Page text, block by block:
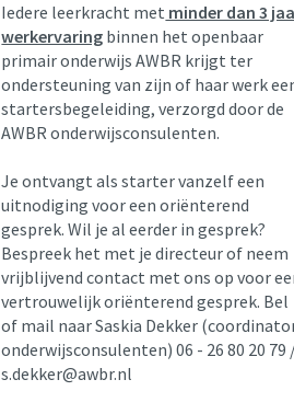
Iedere leerkracht met minder dan 3
werkervaring binnen het openbaar
primair onderwijs AWBR krijgt ter
ondersteuning van zijn of haar werk
startersbegeleiding, verzorgd door de
AWBR onderwijsconsulenten.
Je ontvangt als starter vanzelf een
uitnodiging voor een oriënterend
gesprek. Wil je al eerder in gesprek?
Bespreek het met je directeur of neem
vrijblijvend contact met ons op voor
vertrouwelijk oriënterend gesprek. Bel
of mail naar Saskia Dekker
onderwijsconsulenten) 06 - 26 80 20 79
s.dekker@awbr.nl